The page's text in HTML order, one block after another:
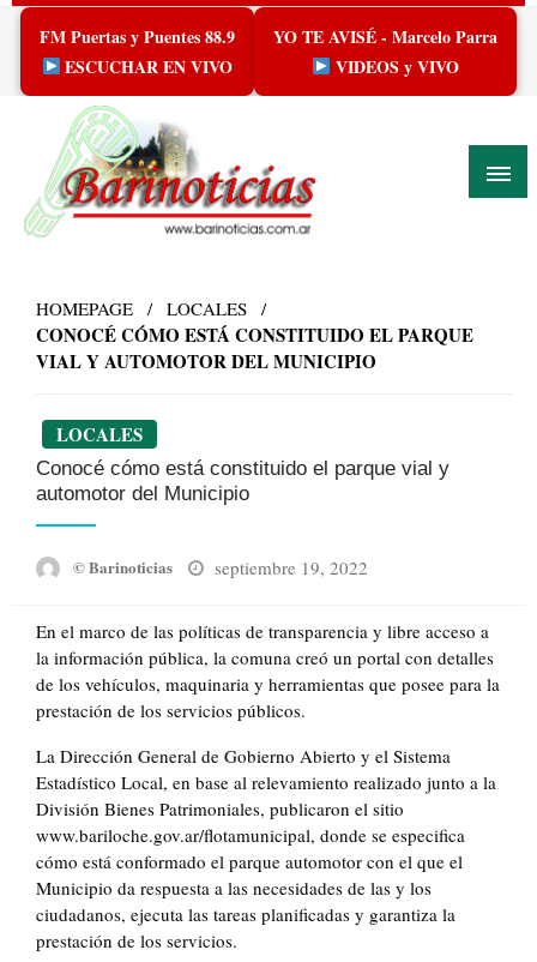
Skip
content
FM Puertas y Puentes 88.9
ESCUCHAR EN VIVO
YO TE AVISÉ - Marcelo Parra
VIDEOS y VIVO
HOMEPAGE LOCALES
CONOCÉ CÓMO ESTÁ CONSTITUIDO EL PARQUE
VIAL Y AUTOMOTOR DEL MUNICIPIO
LOCALES
Conocé cómo está constituido el parque vial y
automotor del Municipio
© Barinoticias
Posted
septiembre 19, 2022
En el marco de las políticas de transparencia y libre acceso a
la información pública, la comuna creó un portal con detalles
de los vehículos, maquinaria y herramientas que posee para la
prestación de los servicios públicos.
La Dirección General de Gobierno Abierto y el Sistema
Estadístico Local, en base al relevamiento realizado junto a la
División Bienes Patrimoniales, publicaron el sitio
www.bariloche.gov.ar/flotamunicipal, donde se especifica
cómo está conformado el parque automotor con el que el
Municipio da respuesta a las necesidades de las y los
ciudadanos, ejecuta las tareas planificadas y garantiza la
prestación de los servicios.